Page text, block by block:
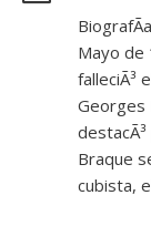
Mayo de
falleciÃ³
Georges
Braque
cubista,